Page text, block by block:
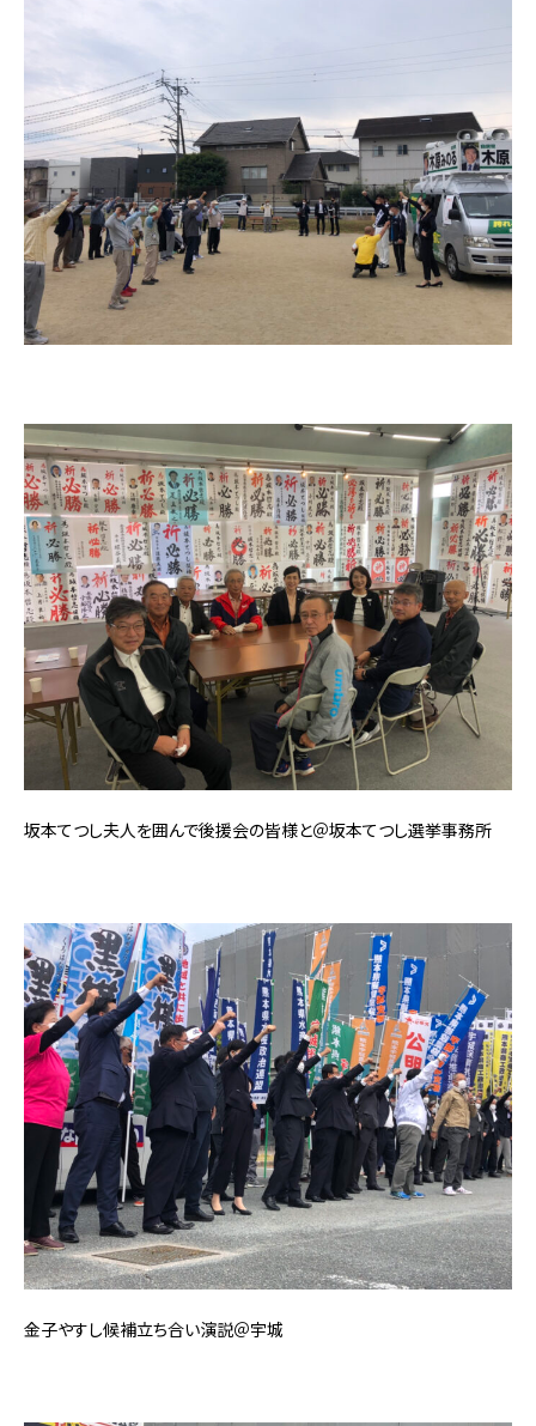
坂本てつし夫人を囲んで後援会の皆様と＠坂本てつし選挙事務所
金子やすし候補立ち合い演説＠宇城